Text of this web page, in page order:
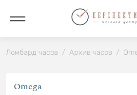
Ломбард часов / Архив часов /
Omega